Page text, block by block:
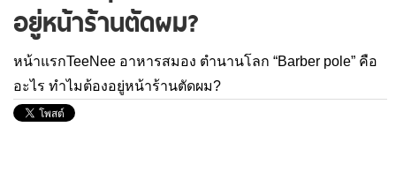
อยู่หน้าร้านตัดผม?
หน้าแรกTeeNee อาหารสมอง ตำนานโลก “Barber pole” คือ
อะไร ทำไมต้องอยู่หน้าร้านตัดผม?